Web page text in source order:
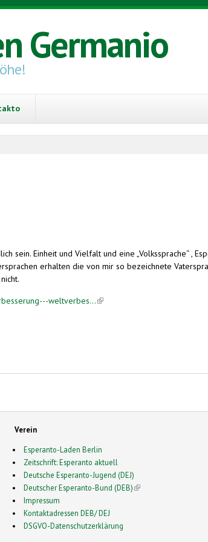
Germanio
sein. Einheit und Vielfalt und eine „Volkssprache“ ,
erhalten die von mir so bezeichnete
weltverbes...(link is external)
Verein
Esperanto-Laden Berlin
Zeitschrift: Esperanto aktuell
Deutsche Esperanto-Jugend (DEJ)
Deutscher Esperanto-Bund (DEB)(link is external)
Impressum
Kontaktadressen DEB/ DEJ
DSGVO-Datenschutzerklärung